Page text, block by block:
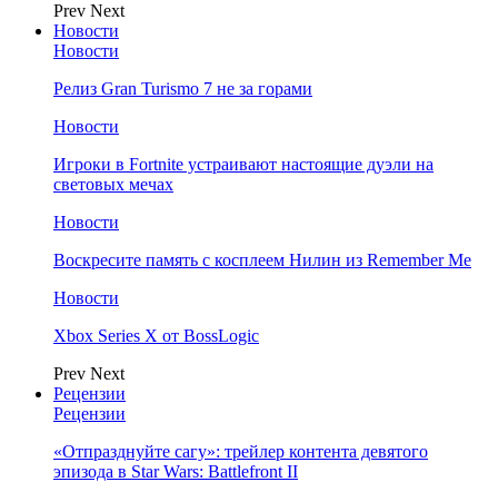
Prev Next
Новости
Новости
Релиз Gran Turismo 7 не за горами
Новости
Игроки в Fortnite устраивают настоящие дуэли на
световых мечах
Новости
Воскресите память с косплеем Нилин из Remember Me
Новости
Xbox Series X от BossLogic
Prev Next
Рецензии
Рецензии
«Отпразднуйте сагу»: трейлер контента девятого
эпизода в Star Wars: Battlefront II